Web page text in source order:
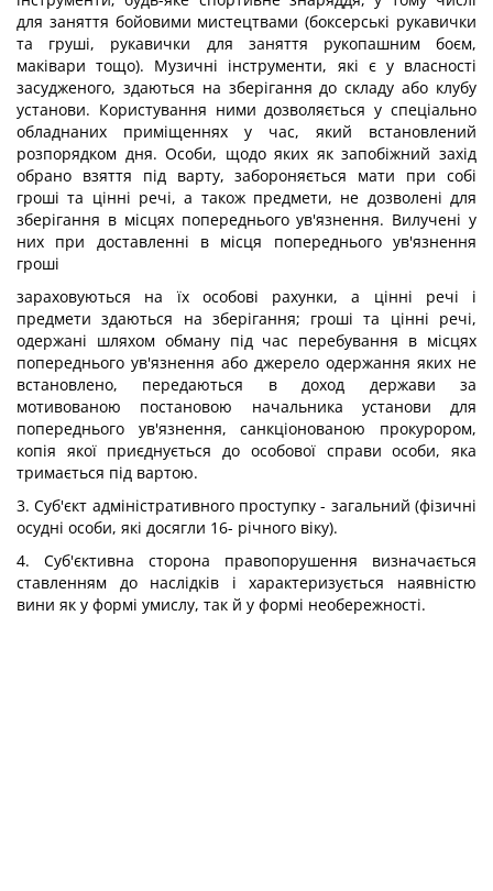
для заняття бойовими мистецтвами (боксерські рукавички
та груші, рукавички для заняття рукопашним боєм,
маківари тощо). Музичні інструменти, які є у власності
засудженого, здаються на зберігання до складу або клубу
установи. Користування ними дозволяється у спеціально
обладнаних приміщеннях у час, який встановлений
розпорядком дня. Особи, щодо яких як запобіжний захід
обрано взяття під варту, забороняється мати при собі
гроші та цінні речі, а також предмети, не дозволені для
зберігання в місцях попереднього ув'язнення. Вилучені у
них при доставленні в місця попереднього ув'язнення
гроші
зараховуються на їх особові рахунки, а цінні речі і
предмети здаються на зберігання; гроші та цінні речі,
одержані шляхом обману під час перебування в місцях
попереднього ув'язнення або джерело одержання яких не
встановлено, передаються в доход держави за
мотивованою постановою начальника установи для
попереднього ув'язнення, санкціонованою прокурором,
копія якої приєднується до особової справи особи, яка
тримається під вартою.
3. Суб'єкт адміністративного проступку - загальний (фізичні
осудні особи, які досягли 16- річного віку).
4. Суб'єктивна сторона правопорушення визначається
ставленням до наслідків і характеризується наявністю
вини як у формі умислу, так й у формі необережності.